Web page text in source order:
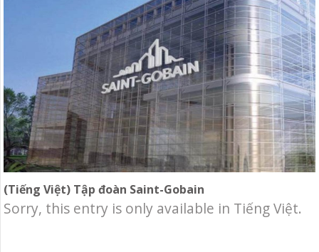
(Tiếng Việt) Tập đoàn Saint-Gobain
Sorry, this entry is only available in Tiếng Việt.